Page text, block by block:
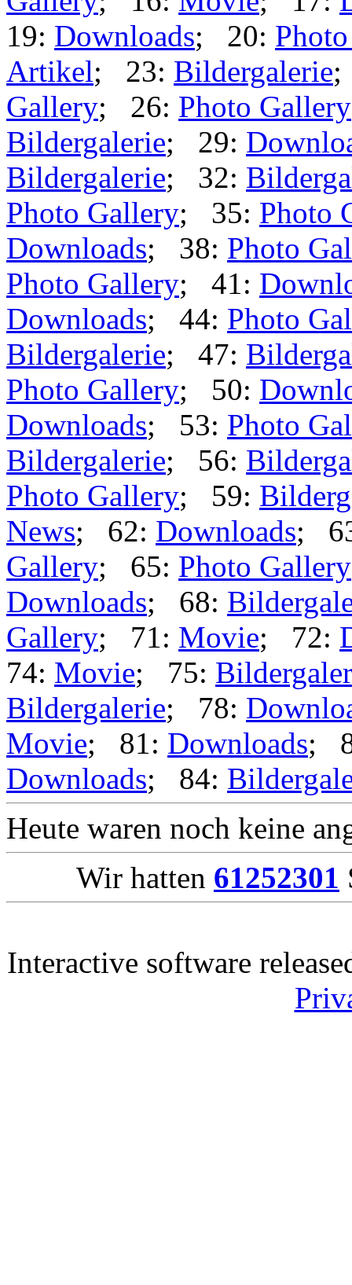
Gallery; 16: Movie; 17:
19: Downloads; 20:
Artikel; 23: Bildergalerie
Gallery; 26: Photo Gallery
Bildergalerie; 29:
Bildergalerie; 32:
Photo Gallery; 35: Photo
Downloads; 38: Photo
Photo Gallery; 41:
Downloads; 44: Photo
Bildergalerie; 47:
Photo Gallery; 50:
Downloads; 53: Photo
Bildergalerie; 56:
Photo Gallery; 59:
News; 62: Downloads;
Gallery; 65: Photo Gallery
Downloads; 68:
Gallery; 71: Movie; 72:
74: Movie; 75:
Bildergalerie; 78:
Movie; 81: Downloads;
Downloads; 84:
Heute waren noch keine
Wir hatten 61252301
Interactive software